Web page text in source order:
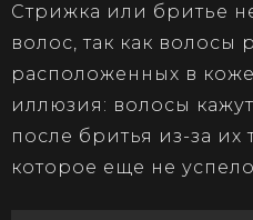
Стрижка или бритье
волос, так как волосы
расположенных в
иллюзия: волосы
после бритья из-за их
которое еще не